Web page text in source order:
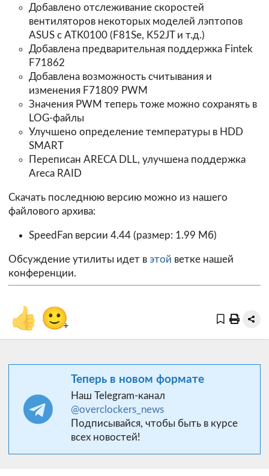
Добавлено отслеживание скоростей
вентиляторов некоторых моделей лэптопов
ASUS с ATK0100 (F81Se, K52JT и т.д.)
Добавлена предварительная поддержка Fintek
F71862
Добавлена возможность считывания и
изменения F71809 PWM
Значения PWM теперь тоже можно сохранять в
LOG-файлы
Улучшено определение температуры в HDD
SMART
Переписан ARECA DLL, улучшена поддержка
Areca RAID
Скачать последнюю версию можно из нашего
файлового архива:
SpeedFan версии 4.44 (размер: 1.99 Мб)
Обсуждение утилиты идет в этой ветке нашей
конференции.
👍 🙂+
Теперь в новом формате
Наш Telegram-канал
@overclockers_news
Подписывайся, чтобы быть в курсе
всех новостей!